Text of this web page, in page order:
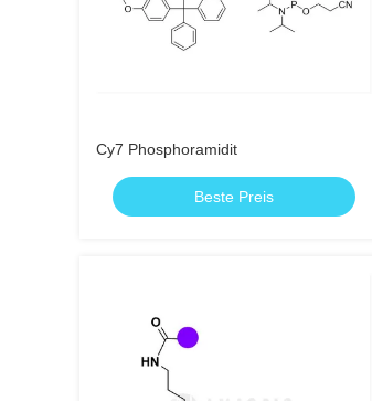
Cy7 Phosphoramidit
Beste Preis